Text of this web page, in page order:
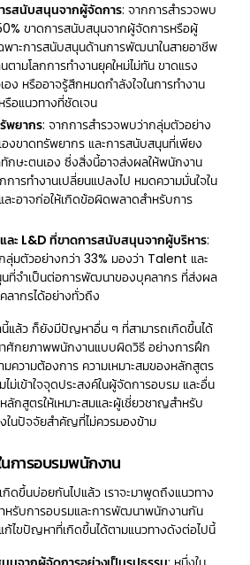
รสนับสนุนจากผู้จัดการ: จากการสำรวจพบ
ขาดการสนับสนุนจากผู้จัดการหรือผู้
พาะการสนับสนุนด้านการพัฒนาในสายอาชีพ
ามโลกการทำงานยุคใหม่ไม่ทัน ขาดแรง
ง หรืออาจรู้สึกหมดกำลังใจในการทำงาน
รือแนวทางที่ชัดเจน
พยากร: จากการสำรวจพบว่ากลุ่มตัวอย่าง
งขาดทรัพยากร และการสนับสนุนที่เพียง
ษะตนเอง ซึ่งสิ่งนี้อาจส่งผลให้พนักงาน
ารทำงานเปลี่ยนแปลงไป หมดความมั่นใจใน
ละอาจก่อให้เกิดข้อผิดพลาดสำหรับการ
ะ L&D ที่ขาดการสนับสนุนจากผู้บริหาร:
ลุ่มตัวอย่างกว่า 33% มองว่า Talent และ
ที่จำเป็นต่อการพัฒนาของบุคลากร ที่ส่งผล
ลากรได้อย่างทั่วถึง
แล้ว ก็ยังมีปัญหาอื่น ๆ ที่สามารถเกิดขึ้นได้
ศักยภาพพนักงานแบบผิดวิธี อย่างการฝึก
ความต้องการ ความเหมาะสมของหลักสูตร
ม่เข้าใจจุดประสงค์ในผู้จัดการอบรม และอื่น
กสูตรให้เหมาะสมและผู้เชี่ยวชาญสำหรับ
ในปัจจัยสำคัญที่ไม่ควรมองข้าม
การอบรมพนักงาน
ขึ้นบ่อยกันไปแล้ว เราจะมาพูดถึงแนวทาง
หรับการอบรมและการพัฒนาพนักงานกัน
ไขปัญหาที่เกิดขึ้นได้ตามแนวทางดังต่อไปนี้